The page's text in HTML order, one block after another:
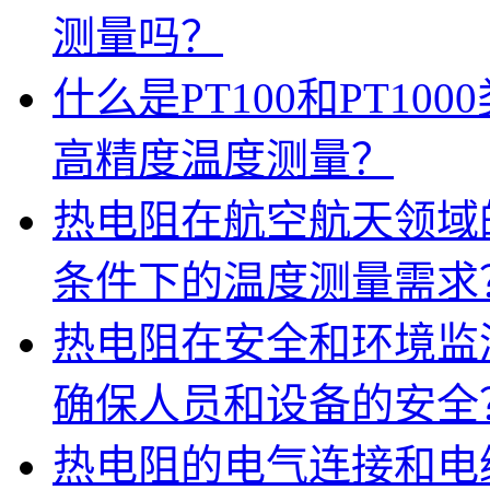
测量吗？
什么是PT100和
高精度温度测量？
热电阻在航空航天领
条件下的温度测量需求
热电阻在安全和环境
确保人员和设备的安全
热电阻的电气连接和